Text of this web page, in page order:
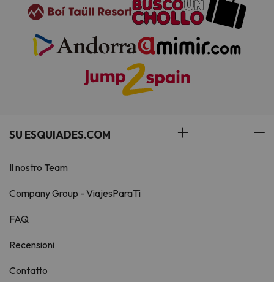
SU ESQUIADES.COM
Il nostro Team
Company Group - ViajesParaTi
FAQ
Recensioni
Contatto